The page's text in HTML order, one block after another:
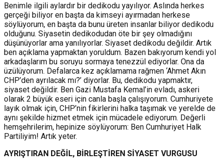
Benimle ilgili aylardır bir dedikodu yayılıyor. Aslında herkes
gerçeği biliyor en başta da kimseyi ayırmadan herkese
söylüyorum, en başta da bunu üreten insanlar biliyor dedikodu
olduğunu. Siyasetin dedikodudan öte bir şey olmadığını
düşünüyorlar ama yanılıyorlar. Siyaset dedikodu değildir. Artık
ben açıklama yapmaktan yoruldum. Bazen bakıyorum kendi yol
arkadaşlarım bu soruyu sormaya tenezzül ediyorlar. Ona da
üzülüyorum. Defalarca kez açıklamama rağmen ‘Ahmet Akın
CHP’den ayrılacak mı?’ diyorlar. Bu, dedikodu yapmaktır,
siyaset değildir. Ben Gazi Mustafa Kemal’in evladı, askeri
olarak 2 büyük eseri için canla başla çalışıyorum. Cumhuriyete
layık olmak için, CHP’nin fikirlerini halka taşımak ve yerelde de
aynı şekilde hizmet etmek için mücadele ediyorum. Değerli
hemşehrilerim, hepinize söylüyorum: Ben Cumhuriyet Halk
Partiliyim! Artık yeter.
AYRIŞTIRAN DEĞİL, BİRLEŞTİREN SİYASET VURGUSU